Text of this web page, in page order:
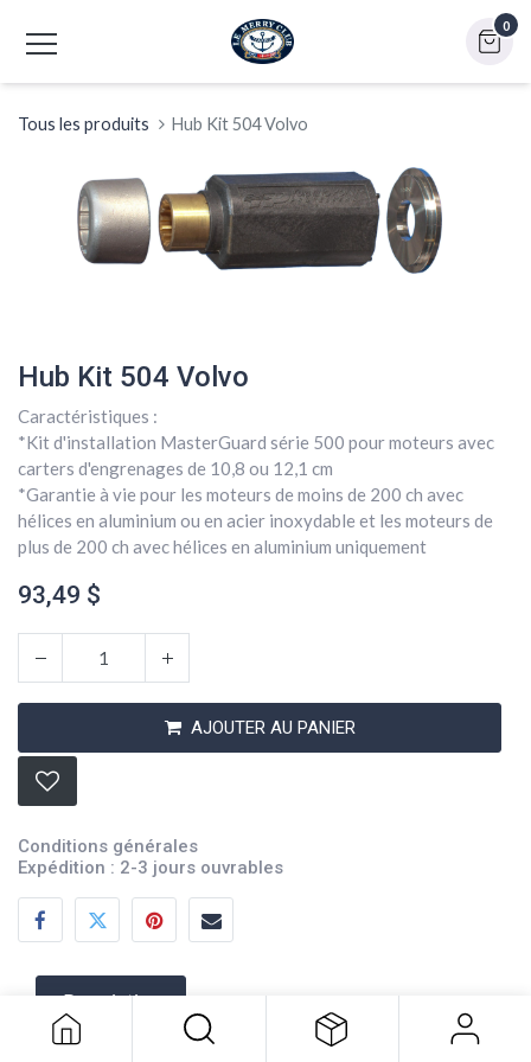
0
Tous les produits Hub Kit 504 Volvo
Hub Kit 504 Volvo
Caractéristiques :
*Kit d'installation MasterGuard série 500 pour moteurs avec
carters d'engrenages de 10,8 ou 12,1 cm
*Garantie à vie pour les moteurs de moins de 200 ch avec
hélices en aluminium ou en acier inoxydable et les moteurs de
plus de 200 ch avec hélices en aluminium uniquement
93,49 $
AJOUTER AU PANIER
Conditions générales
Expédition : 2-3 jours ouvrables
Description
Hub Kit 504 Volvo